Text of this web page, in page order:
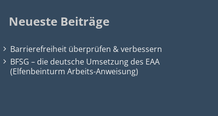
Neueste Beiträge
Barrierefreiheit überprüfen & verbessern
BFSG – die deutsche Umsetzung des EAA
(Elfenbeinturm Arbeits-Anweisung)